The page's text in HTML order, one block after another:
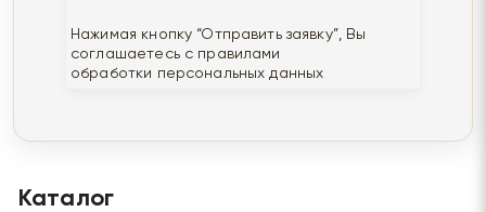
Нажимая кнопку “Отправить заявку”, Вы
соглашаетесь с правилами
обработки персональных данных
Каталог